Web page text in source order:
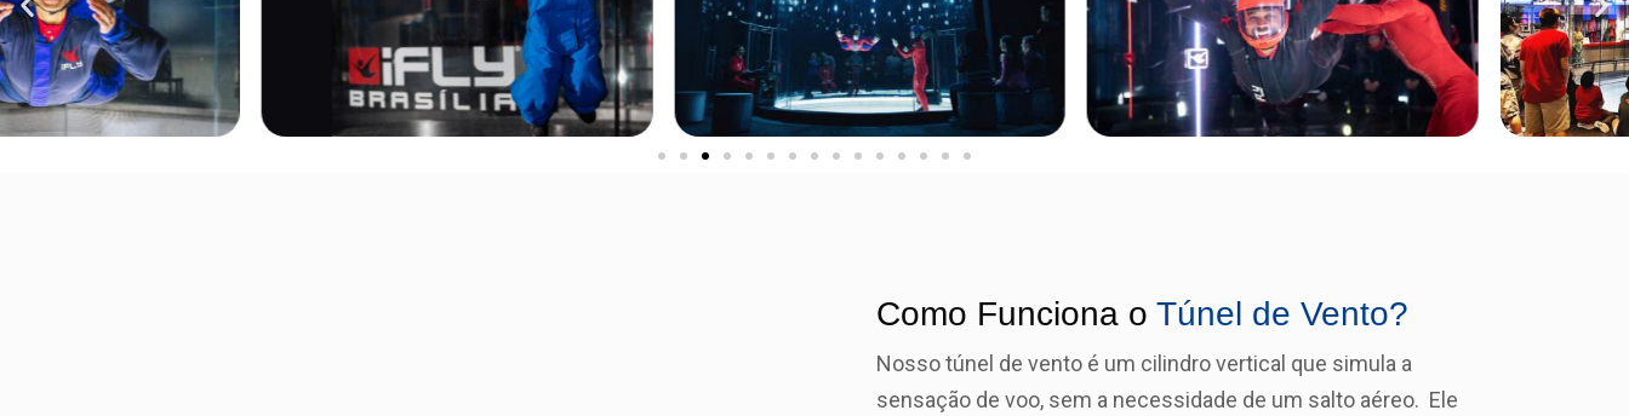
Como Funciona oTúnel de Vento?
Nosso túnel de vento é um cilindro vertical que simula a
sensação de voo, sem a necessidade de um salto aéreo. Ele